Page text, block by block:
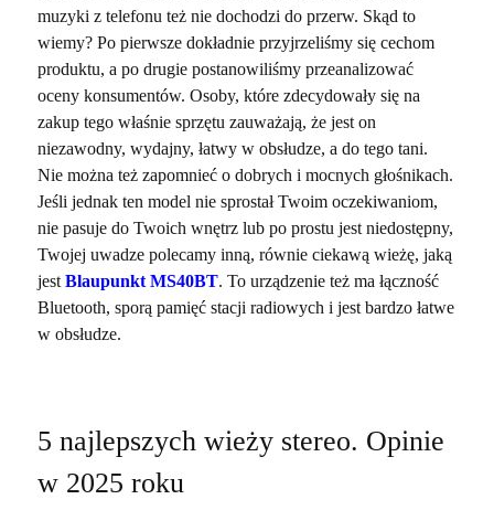
muzyki z telefonu też nie dochodzi do przerw. Skąd to
wiemy? Po pierwsze dokładnie przyjrzeliśmy się cechom
produktu, a po drugie postanowiliśmy przeanalizować
oceny konsumentów. Osoby, które zdecydowały się na
zakup tego właśnie sprzętu zauważają, że jest on
niezawodny, wydajny, łatwy w obsłudze, a do tego tani.
Nie można też zapomnieć o dobrych i mocnych głośnikach.
Jeśli jednak ten model nie sprostał Twoim oczekiwaniom,
nie pasuje do Twoich wnętrz lub po prostu jest niedostępny,
Twojej uwadze polecamy inną, równie ciekawą wieżę, jaką
jest Blaupunkt MS40BT. To urządzenie też ma łączność
Bluetooth, sporą pamięć stacji radiowych i jest bardzo łatwe
w obsłudze.
5 najlepszych wieży stereo. Opinie
w 2025 roku